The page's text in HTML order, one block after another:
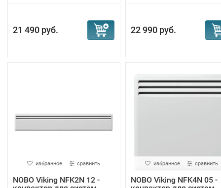
21 490 руб. 22 990 руб.
избранное сравнить
NOBO Viking NFK2N 12 -
избранное сравнить
NOBO Viking NFK4N 05 -